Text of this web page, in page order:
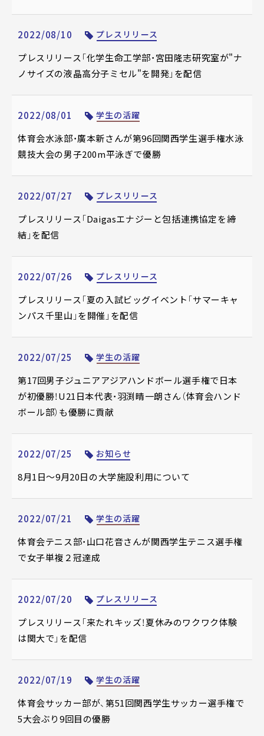
2022/08/10 プレスリリース
プレスリリース「化学生命工学部・宮田隆志研究室が"ナ
ノサイズの液晶高分子ミセル"を開発」を配信
2022/08/01 学生の活躍
体育会水泳部・廣本新さんが第96回関西学生選手権水泳
競技大会の男子200m平泳ぎで優勝
2022/07/27 プレスリリース
プレスリリース「Daigasエナジーと包括連携協定を締
結」を配信
2022/07/26 プレスリリース
プレスリリース「夏の入試ビッグイベント「サマーキャ
ンパス千里山」を開催」を配信
2022/07/25 学生の活躍
第17回男子ジュニアアジアハンドボール選手権で日本
が初優勝！U21日本代表・羽渕晴一朗さん（体育会ハンド
ボール部）も優勝に貢献
2022/07/25 お知らせ
8月1日～9月20日の大学施設利用について
2022/07/21 学生の活躍
体育会テニス部・山口花音さんが関西学生テニス選手権
で女子単複２冠達成
2022/07/20 プレスリリース
プレスリリース「来たれキッズ！夏休みのワクワク体験
は関大で」を配信
2022/07/19 学生の活躍
体育会サッカー部が、第51回関西学生サッカー選手権で
5大会ぶり9回目の優勝